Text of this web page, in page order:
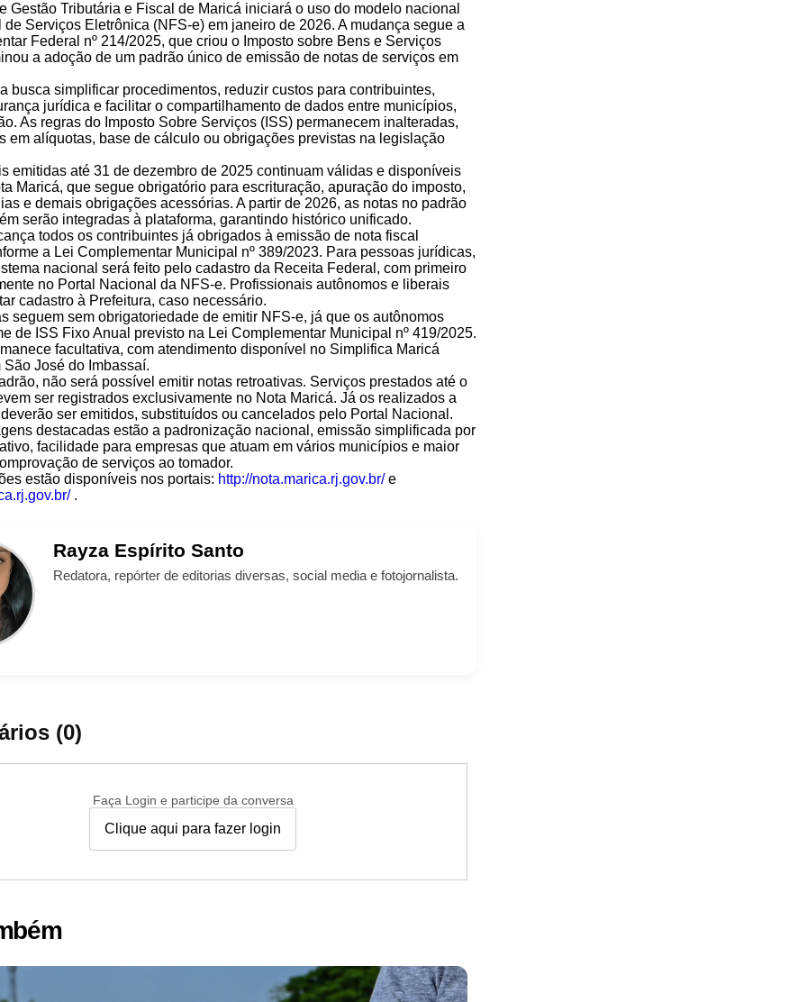
Gestão Tributária e Fiscal de Maricá iniciará o uso do modelo nacional
Serviços Eletrônica (NFS-e) em janeiro de 2026. A mudança segue a
Federal nº 214/2025, que criou o Imposto sobre Bens e Serviços
a adoção de um padrão único de emissão de notas de serviços em
busca simplificar procedimentos, reduzir custos para contribuintes,
jurídica e facilitar o compartilhamento de dados entre municípios,
As regras do Imposto Sobre Serviços (ISS) permanecem inalteradas,
em alíquotas, base de cálculo ou obrigações previstas na legislação
emitidas até 31 de dezembro de 2025 continuam válidas e disponíveis
Maricá, que segue obrigatório para escrituração, apuração do imposto,
e demais obrigações acessórias. A partir de 2026, as notas no padrão
serão integradas à plataforma, garantindo histórico unificado.
todos os contribuintes já obrigados à emissão de nota fiscal
a Lei Complementar Municipal nº 389/2023. Para pessoas jurídicas,
nacional será feito pelo cadastro da Receita Federal, com primeiro
no Portal Nacional da NFS-e. Profissionais autônomos e liberais
cadastro à Prefeitura, caso necessário.
seguem sem obrigatoriedade de emitir NFS-e, já que os autônomos
de ISS Fixo Anual previsto na Lei Complementar Municipal nº 419/2025.
facultativa, com atendimento disponível no Simplifica Maricá
São José do Imbassaí.
não será possível emitir notas retroativas. Serviços prestados até o
ser registrados exclusivamente no Nota Maricá. Já os realizados a
ser emitidos, substituídos ou cancelados pelo Portal Nacional.
destacadas estão a padronização nacional, emissão simplificada por
facilidade para empresas que atuam em vários municípios e maior
de serviços ao tomador.
estão disponíveis nos portais: http://nota.marica.rj.gov.br/e
.
Rayza Espírito Santo
Redatora, repórter de editorias diversas, social media e fotojornalista.
(0)
Faça Login e participe da conversa
Clique aqui para fazer login